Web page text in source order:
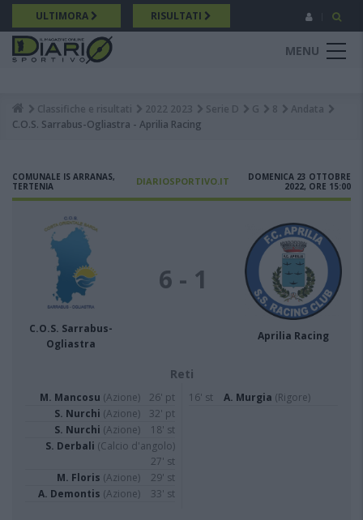
Salta
al
contenuto
principale
ULTIMORA RISULTATI
MENU
Breadcrumb
Classifiche e risultati 2022 2023 Serie D G 8
Andata
C.O.S. Sarrabus-Ogliastra - Aprilia Racing
COMUNALE IS ARRANAS,
TERTENIA
DIARIOSPORTIVO.IT
DOMENICA 23 OTTOBRE
2022, ORE 15:00
C.O.S. Sarrabus-
Ogliastra
6 - 1
Aprilia Racing
Reti
M. Mancosu (Azione)
26' pt
S. Nurchi (Azione)
32' pt
S. Nurchi (Azione)
18' st
S. Derbali (Calcio d'angolo)
27' st
M. Floris (Azione)
29' st
A. Demontis (Azione) 33' st
16' st A. Murgia (Rigore)